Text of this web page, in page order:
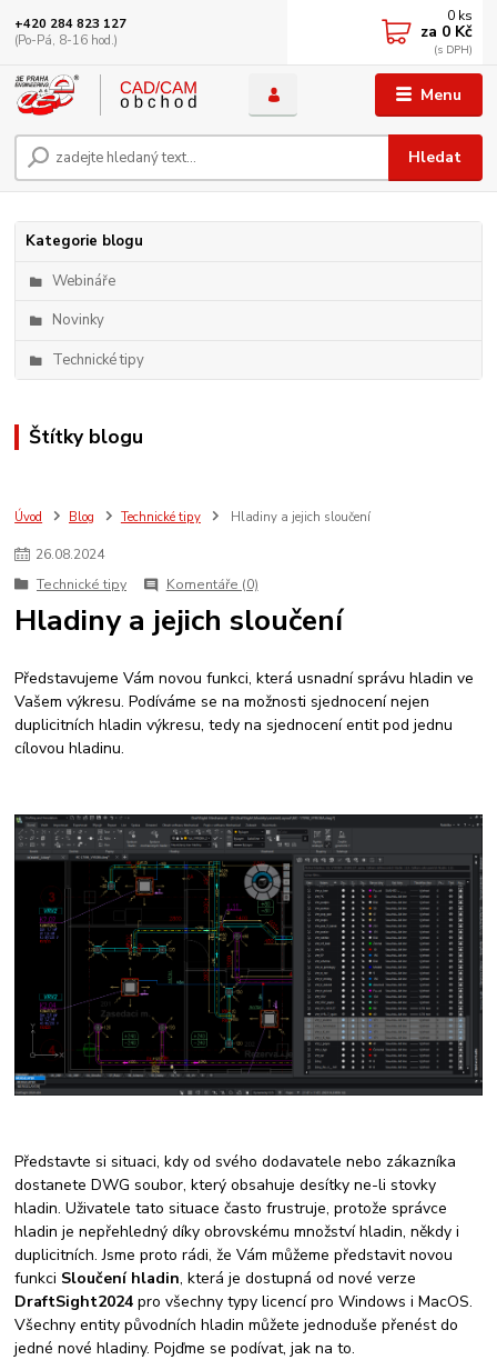
Menu
Hledat
+420 284 823 127
(Po-Pá, 8-16 hod.)
0 ks
za 0 Kč
Kategorie blogu
Webináře
Novinky
Technické tipy
Štítky blogu
Úvod Blog Technické tipy Hladiny a jejich sloučení
26.08.2024
Technické tipy
Komentáře (0)
Hladiny a jejich sloučení
Představujeme Vám novou funkci, která usnadní správu hladin ve
Vašem výkresu. Podíváme se na možnosti sjednocení nejen
duplicitních hladin výkresu, tedy na sjednocení entit pod jednu
cílovou hladinu.
Představte si situaci, kdy od svého dodavatele nebo zákazníka
dostanete DWG soubor, který obsahuje desítky ne-li stovky
hladin. Uživatele tato situace často frustruje, protože správce
hladin je nepřehledný díky obrovskému množství hladin, někdy i
duplicitních. Jsme proto rádi, že Vám můžeme představit novou
funkci Sloučení hladin, která je dostupná od nové verze
DraftSight2024 pro všechny typy licencí pro Windows i MacOS.
Všechny entity původních hladin můžete jednoduše přenést do
jedné nové hladiny. Pojďme se podívat, jak na to.